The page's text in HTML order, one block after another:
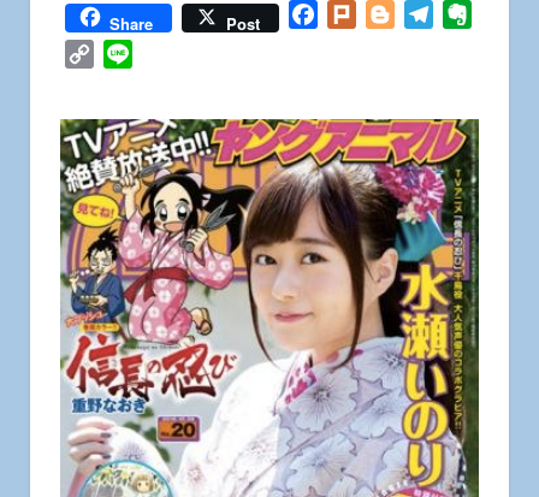
Share Post Facebook
Plurk BloggerTelegram
Copy